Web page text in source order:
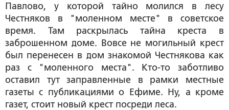
Павлово, у которой тайно молился в лесу
Честняков в "моленном месте" в советское
время. Там раскрылась тайна креста в
заброшенном доме. Вовсе не могильный крест
был перенесен в дом знакомой Честнякова как
раз с "моленного места". Кто-то заботливо
оставил тут заправленные в рамки местные
газеты с публикациями о Ефиме. Ну, а кроме
газет, стоит новый крест посреди леса.